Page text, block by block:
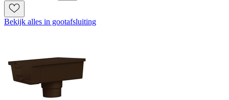
Bekijk alles in gootafsluiting